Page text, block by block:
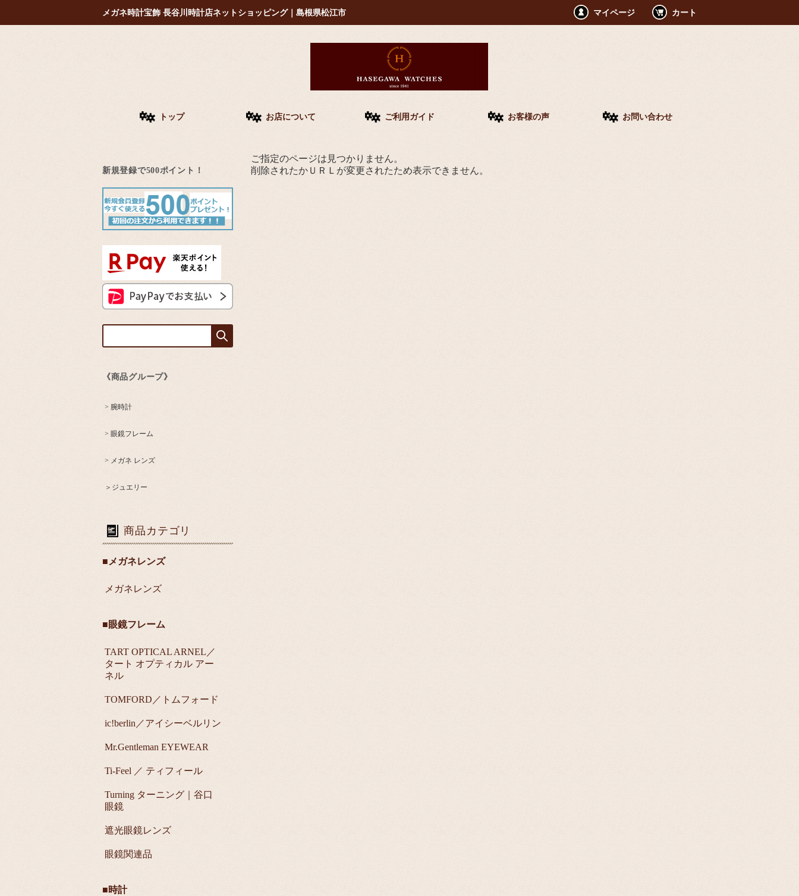
メガネ時計宝飾 長谷川時計店ネットショッピング｜島根県松江市 マイページ カート
トップ お店について ご利用ガイド お客様の声 お問い合わせ
ご指定のページは見つかりません。
削除されたかＵＲＬが変更されたため表示できません。
新規登録で500ポイント！
《商品グループ》
> 腕時計
> 眼鏡フレーム
> メガネ レンズ
＞ジュエリー
商品カテゴリ
■メガネレンズ
メガネレンズ
■眼鏡フレーム
TART OPTICAL ARNEL／
タート オプティカル アー
ネル
TOMFORD／トムフォード
ic!berlin／アイシーベルリン
Mr.Gentleman EYEWEAR
Ti-Feel ／ ティフィール
Turning ターニング｜谷口
眼鏡
遮光眼鏡レンズ
眼鏡関連品
■時計